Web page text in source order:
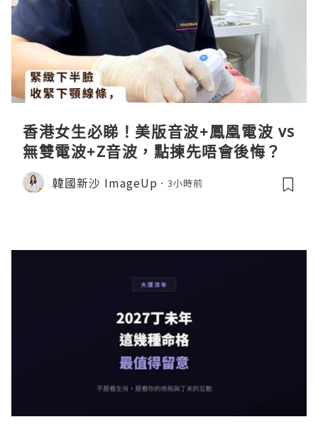
香港女生必睇！美版音波+鳳凰電波 vs
無雙電波+Z音波，點揀先唔會後悔？
韓國新沙 ImageUp 3小時前